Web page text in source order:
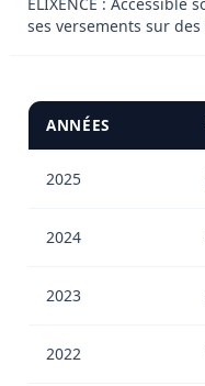
ELIXENCE : Accessible
ses versements sur
ANNÉES
2025
2024
2023
2022